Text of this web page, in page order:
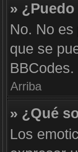
»
No. No
que se
BBCodes.
Arriba
» ¿Qué
Los